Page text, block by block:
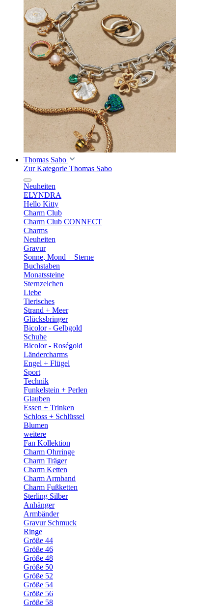
Thomas Sabo
Zur Kategorie Thomas Sabo
Neuheiten
ELYNDRA
Hello Kitty
Charm Club
Charm Club CONNECT
Charms
Neuheiten
Gravur
Sonne, Mond + Sterne
Buchstaben
Monatssteine
Sternzeichen
Liebe
Tierisches
Strand + Meer
Glücksbringer
Bicolor - Gelbgold
Schuhe
Bicolor - Roségold
Ländercharms
Engel + Flügel
Sport
Technik
Funkelstein + Perlen
Glauben
Essen + Trinken
Schloss + Schlüssel
Blumen
weitere
Fan Kollektion
Charm Ohrringe
Charm Träger
Charm Ketten
Charm Armband
Charm Fußketten
Sterling Silber
Anhänger
Armbänder
Gravur Schmuck
Ringe
Größe 44
Größe 46
Größe 48
Größe 50
Größe 52
Größe 54
Größe 56
Größe 58